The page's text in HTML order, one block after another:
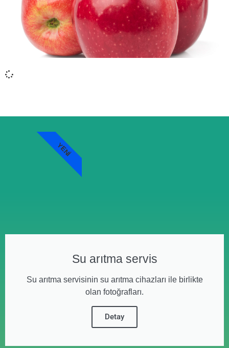
Su arıtma servis
Su arıtma servisinin su arıtma cihazları ile birlikte
olan fotoğrafları.
Detay
YENI